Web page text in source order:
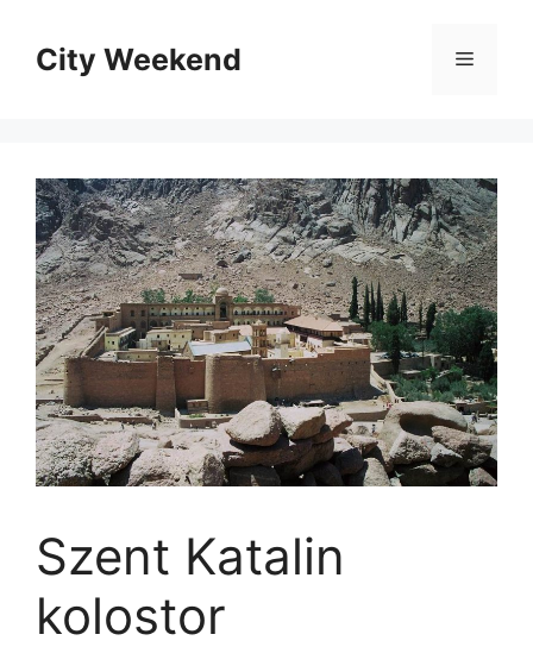
tartalomba
City Weekend Menü
Szent Katalin
kolostor